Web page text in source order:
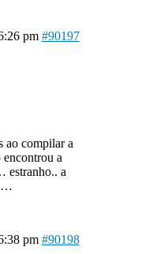
pm #90197
ao compilar a
encontrou a
estranho.. a
pm #90198